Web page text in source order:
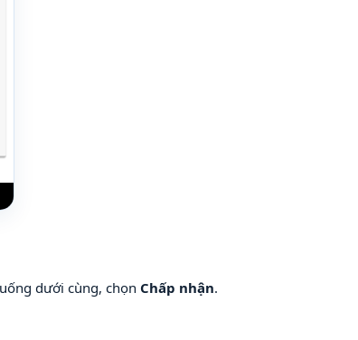
dưới cùng, chọn Chấp nhận.